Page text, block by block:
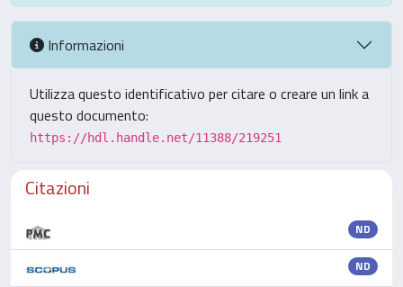
Informazioni
Utilizza questo identificativo per citare o creare un link a
questo documento:
https://hdl.handle.net/11388/219251
Citazioni
ND
ND